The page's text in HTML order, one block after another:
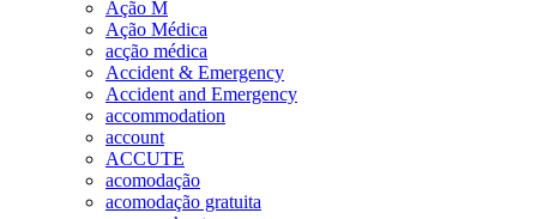
Ação M
Ação Médica
acção médica
Accident & Emergency
Accident and Emergency
accommodation
account
ACCUTE
acomodação
acomodação gratuita